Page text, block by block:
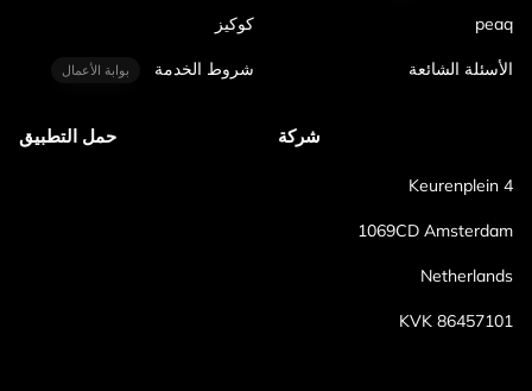
peaq
الأسئلة الشائعة
كوكيز
شروط الخدمة بوابة الأعمال
شركة
Keurenplein 4
1069CD Amsterdam
Netherlands
KVK 86457101
حمل التطبيق